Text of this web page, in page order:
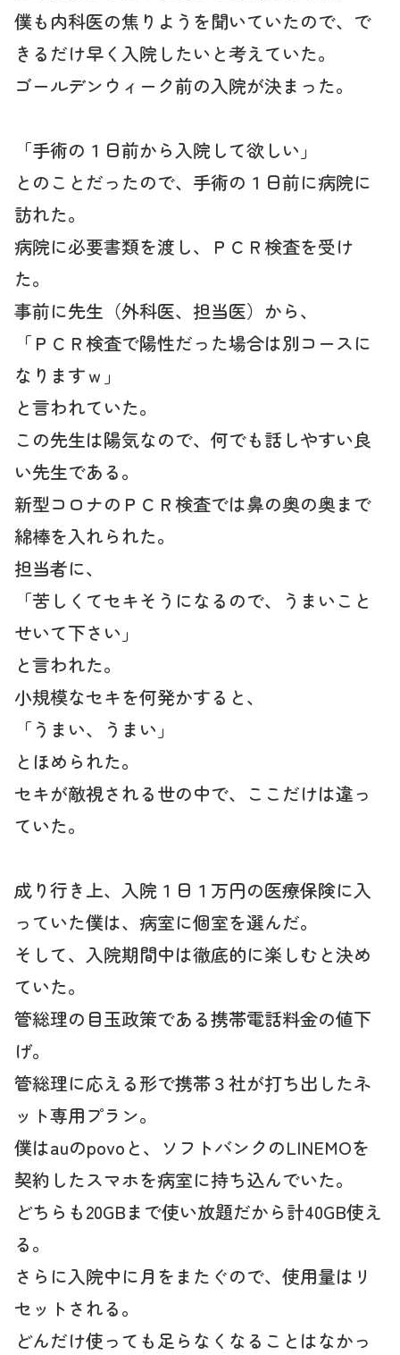
僕も内科医の焦りようを聞いていたので、で
きるだけ早く入院したいと考えていた。
ゴールデンウィーク前の入院が決まった。
「手術の１日前から入院して欲しい」
とのことだったので、手術の１日前に病院に
訪れた。
病院に必要書類を渡し、ＰＣＲ検査を受け
た。
事前に先生（外科医、担当医）から、
「ＰＣＲ検査で陽性だった場合は別コースに
なりますｗ」
と言われていた。
この先生は陽気なので、何でも話しやすい良
い先生である。
新型コロナのＰＣＲ検査では鼻の奥の奥まで
綿棒を入れられた。
担当者に、
「苦しくてセキそうになるので、うまいこと
せいて下さい」
と言われた。
小規模なセキを何発かすると、
「うまい、うまい」
とほめられた。
セキが敵視される世の中で、ここだけは違っ
ていた。
成り行き上、入院１日１万円の医療保険に入
っていた僕は、病室に個室を選んだ。
そして、入院期間中は徹底的に楽しむと決め
ていた。
管総理の目玉政策である携帯電話料金の値下
げ。
管総理に応える形で携帯３社が打ち出したネ
ット専用プラン。
僕はauのpovoと、ソフトバンクのLINEMOを
契約したスマホを病室に持ち込んでいた。
どちらも20GBまで使い放題だから計40GB使え
る。
さらに入院中に月をまたぐので、使用量はリ
セットされる。
どんだけ使っても足らなくなることはなかっ